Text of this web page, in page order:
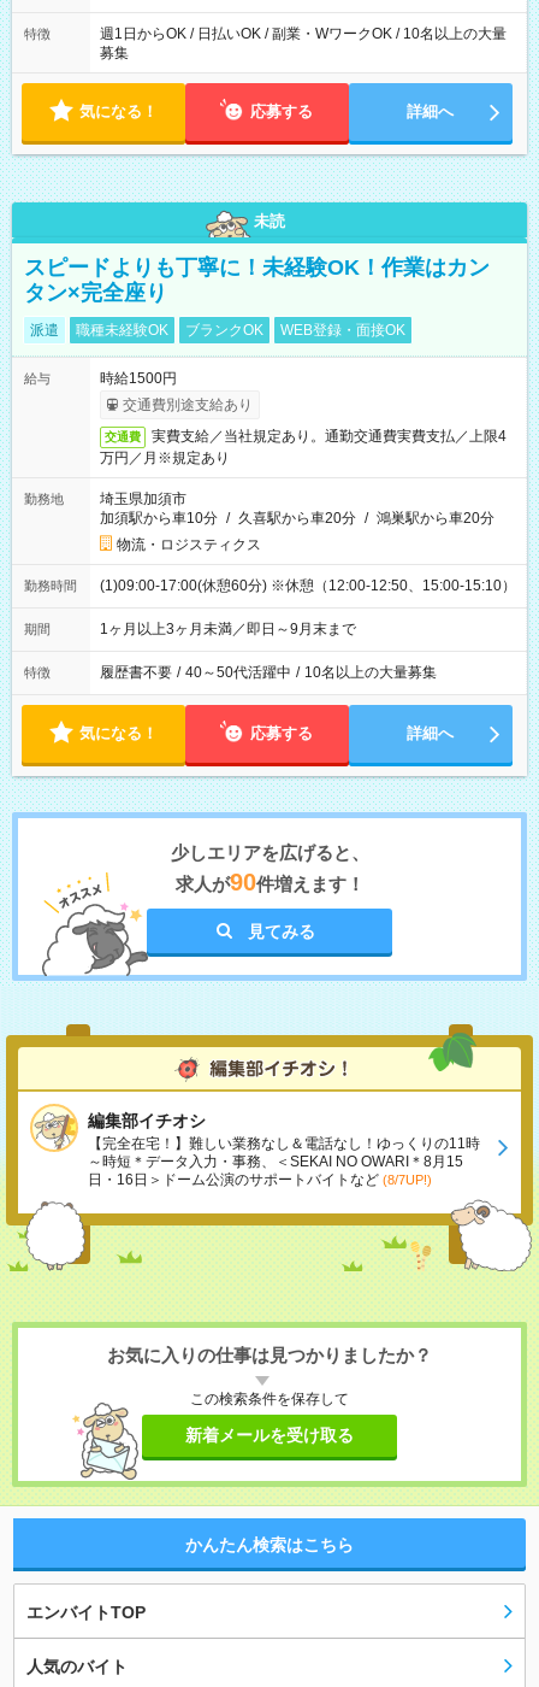
特徴
週1日からOK / 日払いOK / 副業・WワークOK / 10名以上の大量
募集
気になる！ 応募する 詳細へ
未読
スピードよりも丁寧に！未経験OK！作業はカン
タン×完全座り
派遣 職種未経験OK ブランクOK WEB登録・面接OK
給与
時給1500円
交通費別途支給あり
交通費
実費支給／当社規定あり。通勤交通費実費支払／上限4
万円／月※規定あり
勤務地
埼玉県加須市
加須駅から車10分 / 久喜駅から車20分 / 鴻巣駅から車20分
物流・ロジスティクス
勤務時間 (1)09:00-17:00(休憩60分) ※休憩（12:00-12:50、15:00-15:10）
期間 1ヶ月以上3ヶ月未満／即日～9月末まで
特徴 履歴書不要 / 40～50代活躍中 / 10名以上の大量募集
気になる！ 応募する 詳細へ
少しエリアを広げると、
求人が90件増えます！
見てみる
編集部イチオシ
【完全在宅！】難しい業務なし＆電話なし！ゆっくりの11時
～時短＊データ入力・事務、＜SEKAI NO OWARI＊8月15
日・16日＞ドーム公演のサポートバイトなど (8/7UP!)
お気に入りの仕事は見つかりましたか？
この検索条件を保存して
新着メールを受け取る
かんたん検索はこちら
エンバイトTOP
人気のバイト